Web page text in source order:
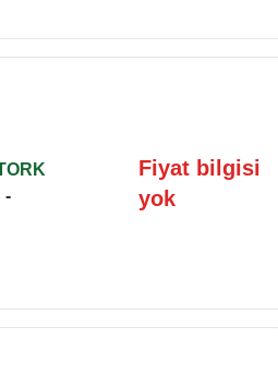
-
Fiyat bilgisi
yok